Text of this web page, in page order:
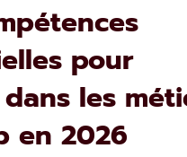
pour
les
en 2026